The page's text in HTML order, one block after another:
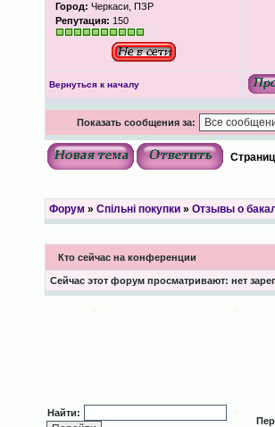
Город: Черкаси, ПЗР
Репутация: 150
Вернуться к началу
Показать сообщения за:
Форум » Спільні покупки» Отзывы о
Кто сейчас на конференции
Сейчас этот форум просматривают: нет
Найти: